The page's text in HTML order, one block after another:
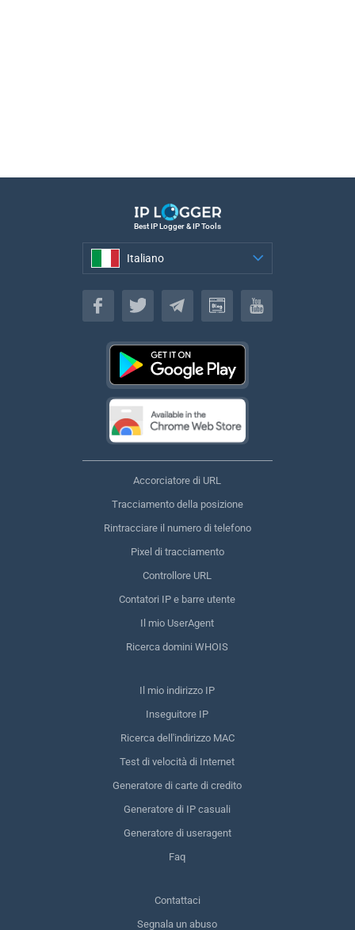
Best IP Logger & IP Tools
Italiano
Italiano
Accorciatore di URL
Tracciamento della posizione
Rintracciare il numero di telefono
Pixel di tracciamento
Controllore URL
Contatori IP e barre utente
Il mio UserAgent
Ricerca domini WHOIS
Il mio indirizzo IP
Inseguitore IP
Ricerca dell'indirizzo MAC
Test di velocità di Internet
Generatore di carte di credito
Generatore di IP casuali
Generatore di useragent
Faq
Contattaci
Segnala un abuso